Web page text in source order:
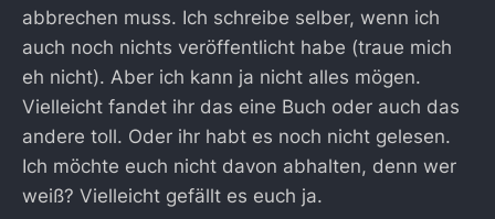
abbrechen muss. Ich schreibe selber, wenn ich
auch noch nichts veröffentlicht habe (traue mich
eh nicht). Aber ich kann ja nicht alles mögen.
Vielleicht fandet ihr das eine Buch oder auch das
andere toll. Oder ihr habt es noch nicht gelesen.
Ich möchte euch nicht davon abhalten, denn wer
weiß? Vielleicht gefällt es euch ja.